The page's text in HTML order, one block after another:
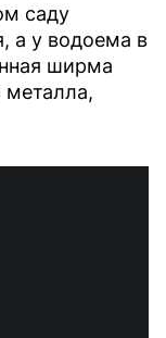
саду
а у водоема в
ширма
металла,